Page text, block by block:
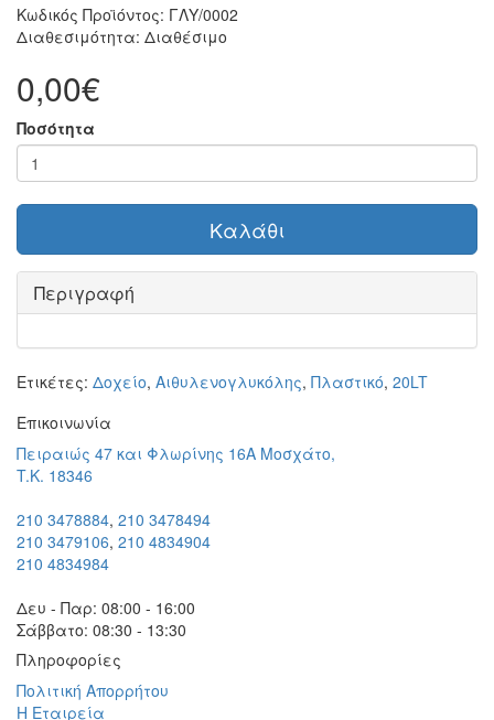
Κωδικός Προϊόντος: ΓΛΥ/0002
Διαθεσιμότητα: Διαθέσιμο
0,00€
Ποσότητα
Καλάθι
Περιγραφή
Ετικέτες: Δοχείο, Αιθυλενογλυκόλης, Πλαστικό, 20LT
Eπικοινωνία
Πειραιώς 47 και Φλωρίνης 16Α Μοσχάτο,
T.K. 18346
210 3478884, 210 3478494
210 3479106, 210 4834904
210 4834984
Δευ - Παρ: 08:00 - 16:00
Σάββατο: 08:30 - 13:30
Πληροφορίες
Πολιτική Απορρήτου
Η Εταιρεία